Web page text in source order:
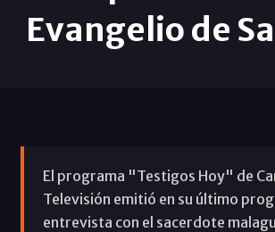
Evangelio de
El programa "Testigos Hoy" de
Televisión emitió en su último
entrevista con el sacerdote